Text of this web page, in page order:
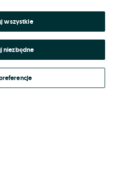
z dostawców wskazanych powyżej,
w jego aktualnym brzmieniu.
wszystkie
niezbędne